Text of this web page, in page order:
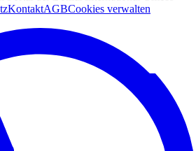
KontaktAGBCookies verwalten